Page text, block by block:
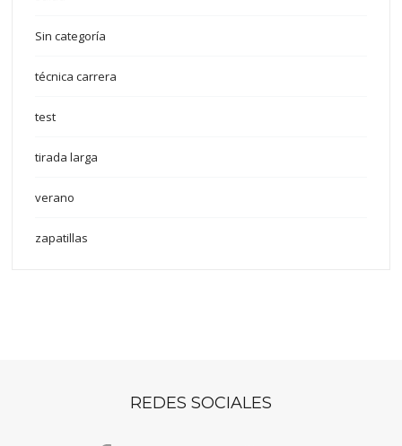
Sin categoría
técnica carrera
test
tirada larga
verano
zapatillas
REDES SOCIALES